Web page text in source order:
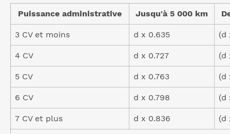
Puissance administrative Jusqu'à 5 000 km
3 CV et moins d x 0.635 (d
4 CV d x 0.727 (d
5 CV d x 0.763 (d
6 CV d x 0.798 (d
7 CV et plus d x 0.836 (d